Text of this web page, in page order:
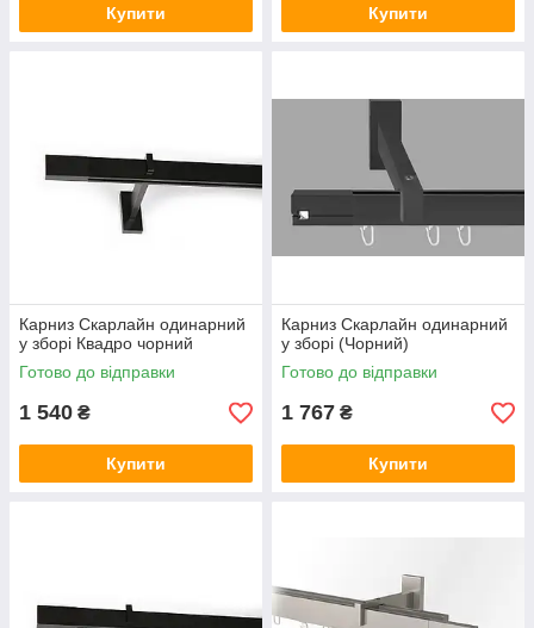
Купити Купити
Карниз Скарлайн одинарний
у зборі Квадро чорний
Готово до відправки
1 540 ₴
Купити
Карниз Скарлайн одинарний
у зборі (Чорний)
Готово до відправки
1 767 ₴
Купити